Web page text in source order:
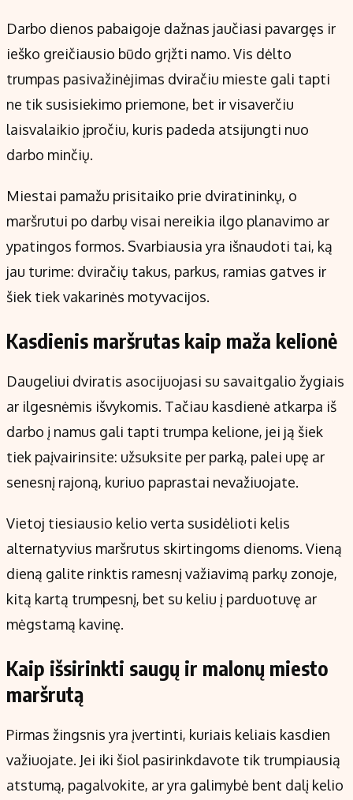
Darbo dienos pabaigoje dažnas jaučiasi pavargęs ir
ieško greičiausio būdo grįžti namo. Vis dėlto
trumpas pasivažinėjimas dviračiu mieste gali tapti
ne tik susisiekimo priemone, bet ir visaverčiu
laisvalaikio įpročiu, kuris padeda atsijungti nuo
darbo minčių.
Miestai pamažu prisitaiko prie dviratininkų, o
maršrutui po darbų visai nereikia ilgo planavimo ar
ypatingos formos. Svarbiausia yra išnaudoti tai, ką
jau turime: dviračių takus, parkus, ramias gatves ir
šiek tiek vakarinės motyvacijos.
Kasdienis maršrutas kaip maža kelionė
Daugeliui dviratis asocijuojasi su savaitgalio žygiais
ar ilgesnėmis išvykomis. Tačiau kasdienė atkarpa iš
darbo į namus gali tapti trumpa kelione, jei ją šiek
tiek paįvairinsite: užsuksite per parką, palei upę ar
senesnį rajoną, kuriuo paprastai nevažiuojate.
Vietoj tiesiausio kelio verta susidėlioti kelis
alternatyvius maršrutus skirtingoms dienoms. Vieną
dieną galite rinktis ramesnį važiavimą parkų zonoje,
kitą kartą trumpesnį, bet su keliu į parduotuvę ar
mėgstamą kavinę.
Kaip išsirinkti saugų ir malonų miesto
maršrutą
Pirmas žingsnis yra įvertinti, kuriais keliais kasdien
važiuojate. Jei iki šiol pasirinkdavote tik trumpiausią
atstumą, pagalvokite, ar yra galimybė bent dalį kelio